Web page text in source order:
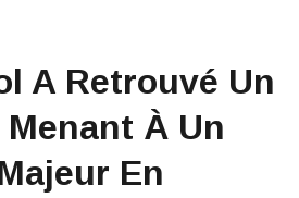
A Retrouvé Un
À Un
En